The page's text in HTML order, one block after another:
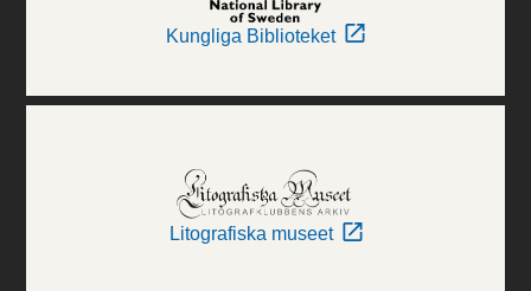
Kungliga Biblioteket
Litografiska museet